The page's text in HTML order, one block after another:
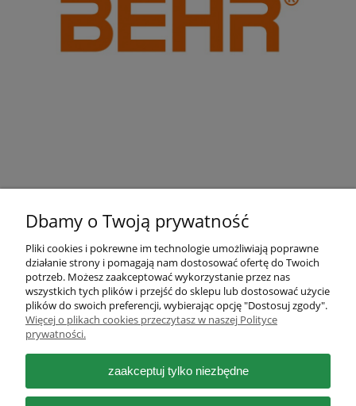
Pomoc
Moje konto
Płatności i dostawa
Informacje
Dbamy o Twoją prywatność
Pliki cookies i pokrewne im technologie umożliwiają poprawne
działanie strony i pomagają nam dostosować ofertę do Twoich
potrzeb. Możesz zaakceptować wykorzystanie przez nas
wszystkich tych plików i przejść do sklepu lub dostosować użycie
plików do swoich preferencji, wybierając opcję "Dostosuj zgody".
Więcej o plikach cookies przeczytasz w naszej Polityce
prywatności.
zaakceptuj tylko niezbędne